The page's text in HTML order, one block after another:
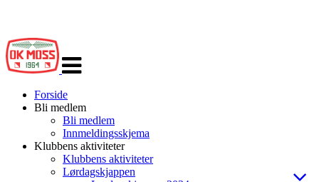
navigasjon
Forside
Bli medlem
Bli medlem
Innmeldingsskjema
Klubbens aktiviteter
Klubbens aktiviteter
Lørdagskjappen